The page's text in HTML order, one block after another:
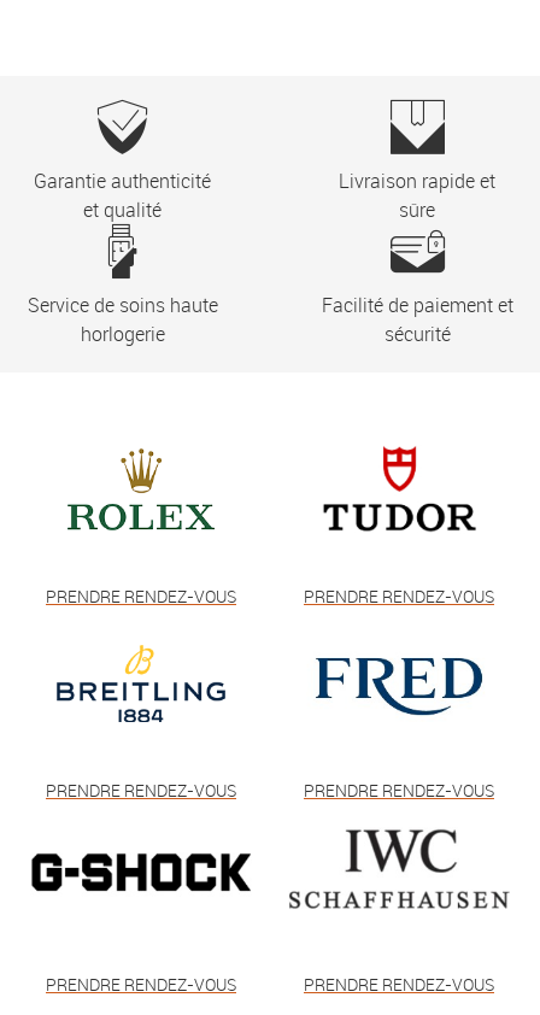
Garantie authenticité
et qualité
Livraison rapide et
sûre
Service de soins haute
horlogerie
Facilité de paiement et
sécurité
PRENDRE RENDEZ-VOUS PRENDRE RENDEZ-VOUS
PRENDRE RENDEZ-VOUS PRENDRE RENDEZ-VOUS
PRENDRE RENDEZ-VOUS PRENDRE RENDEZ-VOUS